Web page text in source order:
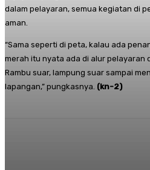
dalam pelayaran, semua kegiatan di
aman.
“Sama seperti di peta, kalau ada
merah itu nyata ada di alur pelayaran
Rambu suar, lampung suar sampai
lapangan,” pungkasnya. (kn-2)